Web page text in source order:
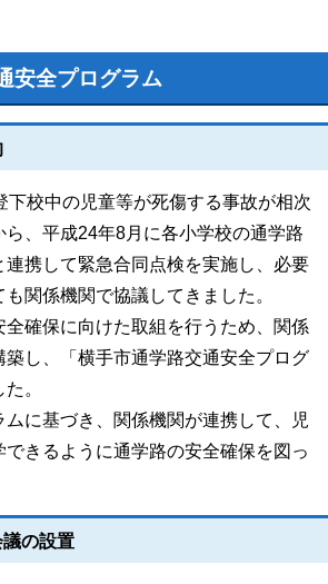
安全プログラム
下校中の児童等が死傷する事故が相次
ら、平成24年8月に各小学校の通学路
連携して緊急合同点検を実施し、必要
関係機関で協議してきました。
全確保に向けた取組を行うため、関係
築し、「横手市通学路交通安全プログ
。
に基づき、関係機関が連携して、児
きるように通学路の安全確保を図っ
の設置